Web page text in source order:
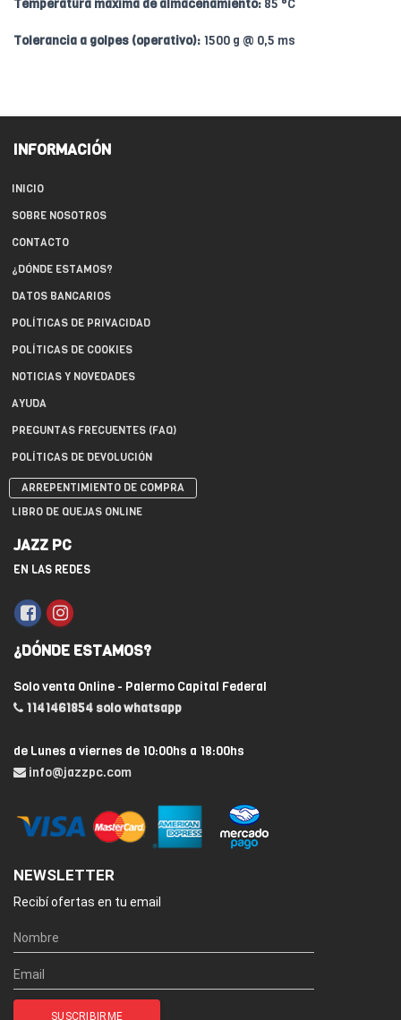
Temperatura máxima de almacenamiento: 85 °C
Tolerancia a golpes (operativo): 1500 g @ 0,5 ms
INFORMACIÓN
INICIO
SOBRE NOSOTROS
CONTACTO
¿DÓNDE ESTAMOS?
DATOS BANCARIOS
POLÍTICAS DE PRIVACIDAD
POLÍTICAS DE COOKIES
NOTICIAS Y NOVEDADES
AYUDA
PREGUNTAS FRECUENTES (FAQ)
POLÍTICAS DE DEVOLUCIÓN
ARREPENTIMIENTO DE COMPRA
LIBRO DE QUEJAS ONLINE
JAZZ PC
EN LAS REDES
¿DÓNDE ESTAMOS?
Solo venta Online - Palermo Capital Federal
1141461854 solo whatsapp
de Lunes a viernes de 10:00hs a 18:00hs
info@jazzpc.com
NEWSLETTER
Recibí ofertas en tu email